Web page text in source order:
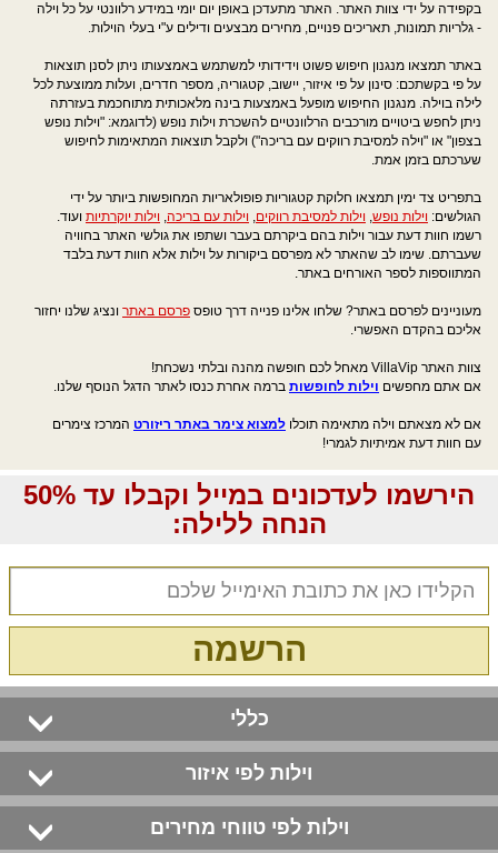
בקפידה על ידי צוות האתר. האתר מתעדכן באופן יום יומי במידע רלוונטי על כל וילה
- גלריות תמונות, תאריכים פנויים, מחירים מבצעים ודילים ע"י בעלי הוילות.
באתר תמצאו מנגנון חיפוש פשוט וידידותי למשתמש באמצעותו ניתן לסנן תוצאות
על פי בקשתכם: סינון על פי איזור, יישוב, קטגוריה, מספר חדרים, ועלות ממוצעת לכל
לילה בוילה. מנגנון החיפוש מופעל באמצעות בינה מלאכותית מתוחכמת בעזרתה
ניתן לחפש ביטויים מורכבים הרלוונטיים להשכרת וילות נופש (לדוגמא: "וילות נופש
בצפון" או "וילה למסיבת רווקים עם בריכה") ולקבל תוצאות המתאימות לחיפוש
שערכתם בזמן אמת.
בתפריט צד ימין תמצאו חלוקת קטגוריות פופולאריות המחופשות ביותר על ידי
הגולשים: וילות נופש, וילות למסיבת רווקים, וילות עם בריכה, וילות יוקרתיות ועוד.
רשמו חוות דעת עבור וילות בהם ביקרתם בעבר ושתפו את גולשי האתר בחוויה
שעברתם. שימו לב שהאתר לא מפרסם ביקורות על וילות אלא חוות דעת בלבד
המתווספות לספר האורחים באתר.
מעוניינים לפרסם באתר? שלחו אלינו פנייה דרך טופס פרסם באתר ונציג שלנו יחזור
אליכם בהקדם האפשרי.
צוות האתר VillaVip מאחל לכם חופשה מהנה ובלתי נשכחת!
אם אתם מחפשים וילות לחופשות ברמה אחרת כנסו לאתר הדגל הנוסף שלנו.
אם לא מצאתם וילה מתאימה תוכלו למצוא צימר באתר ריזורט המרכז צימרים
עם חוות דעת אמיתיות לגמרי!
הירשמו לעדכונים במייל וקבלו עד 50%
הנחה ללילה:
הרשמה
כללי
וילות לפי איזור
וילות לפי טווחי מחירים